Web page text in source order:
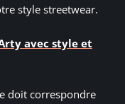
style streetwear.
avec style et
doit correspondre